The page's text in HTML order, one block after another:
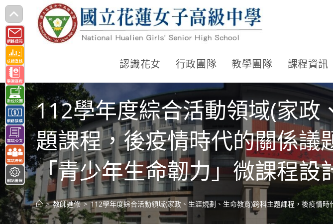
跳
轉
至
主
要
內
容
認識花女 行政團隊 教學團隊 課程資訊
112學年度綜合活動領域(家政
題課程，後疫情時代的關係
「青少年生命韌力」微課程設
> 教師進修 > 112學年度綜合活動領域(家政、生涯規劃、生命教育)跨科主題課程，後疫情